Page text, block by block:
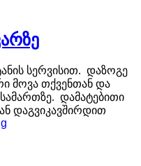
სერვისით. დაზოგე
მოვა თქვენთან და
დამატებითი
დაგვიკავშირდით